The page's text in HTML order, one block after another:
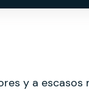
y a escasos